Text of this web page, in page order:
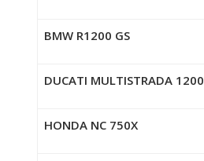
BMW R1200 GS
DUCATI MULTISTRADA 1200
HONDA NC 750X